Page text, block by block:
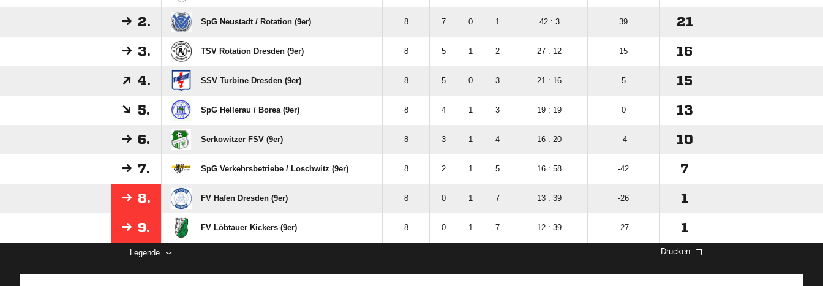
2. SpG Neustadt /​ Rotation (9er) 8 7 0 1 42 : 3 39 21
3. TSV Rotation Dresden (9er) 8 5 1 2 27 : 12 15 16
4. SSV Turbine Dresden (9er) 8 5 0 3 21 : 16 5 15
5. SpG Hellerau /​ Borea (9er) 8 4 1 3 19 : 19 0 13
6. Serkowitzer FSV (9er) 8 3 1 4 16 : 20 -4 10
7. SpG Verkehrsbetriebe /​ Loschwitz (9er) 8 2 1 5 16 : 58 -42 7
8. FV Hafen Dresden (9er) 8 0 1 7 13 : 39 -26 1
9. FV Löbtauer Kickers (9er) 8 0 1 7 12 : 39 -27 1
Legende Drucken